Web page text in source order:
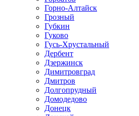
Горно-Алтайск
Грозный
Губкин
Гуково
Гусь-Хрустальный
Дербент
Дзержинск
Димитровград
Дмитров
Долгопрудный
Домодедово
Донецк